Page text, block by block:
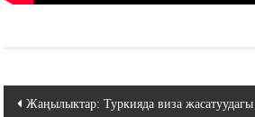
Навигация
Жаңылыктар: Туркияда виза